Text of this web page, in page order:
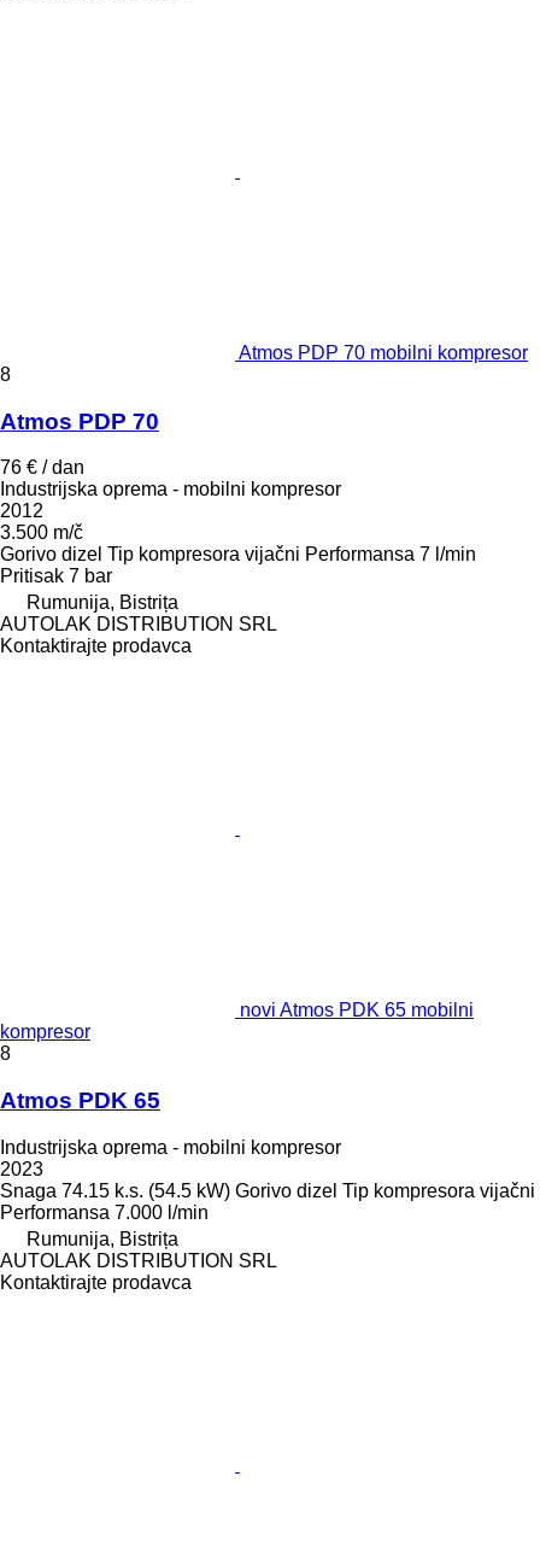
Atmos PDP 70 mobilni kompresor
8
Atmos PDP 70
76 € / dan
Industrijska oprema - mobilni kompresor
2012
3.500 m/č
Gorivo dizel Tip kompresora vijačni Performansa 7 l/min
Pritisak 7 bar
Rumunija, Bistrița
AUTOLAK DISTRIBUTION SRL
Kontaktirajte prodavca
novi Atmos PDK 65 mobilni
kompresor
8
Atmos PDK 65
Industrijska oprema - mobilni kompresor
2023
Snaga 74.15 k.s. (54.5 kW) Gorivo dizel Tip kompresora vijačni
Performansa 7.000 l/min
Rumunija, Bistrița
AUTOLAK DISTRIBUTION SRL
Kontaktirajte prodavca